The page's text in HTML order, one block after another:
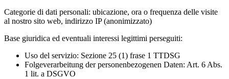
Categorie di dati personali: ubicazione, ora o frequenza delle visite
al nostro sito web, indirizzo IP (anonimizzato)
Base giuridica ed eventuali interessi legittimi perseguiti:
Uso del servizio: Sezione 25 (1) frase 1 TTDSG
Folgeverarbeitung der personenbezogenen Daten: Art. 6 Abs.
1 lit. a DSGVO